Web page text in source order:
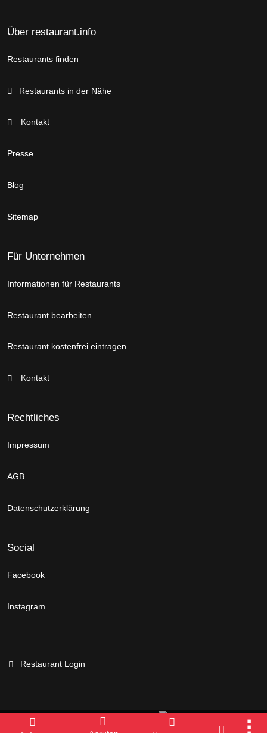
Über restaurant.info
Restaurants finden
Restaurants in der Nähe
Kontakt
Presse
Blog
Sitemap
Für Unternehmen
Informationen für Restaurants
Restaurant bearbeiten
Restaurant kostenfrei eintragen
Kontakt
Rechtliches
Impressum
AGB
Datenschutzerklärung
Social
Facebook
Instagram
Restaurant Login
Branchenportal Software made in Germany